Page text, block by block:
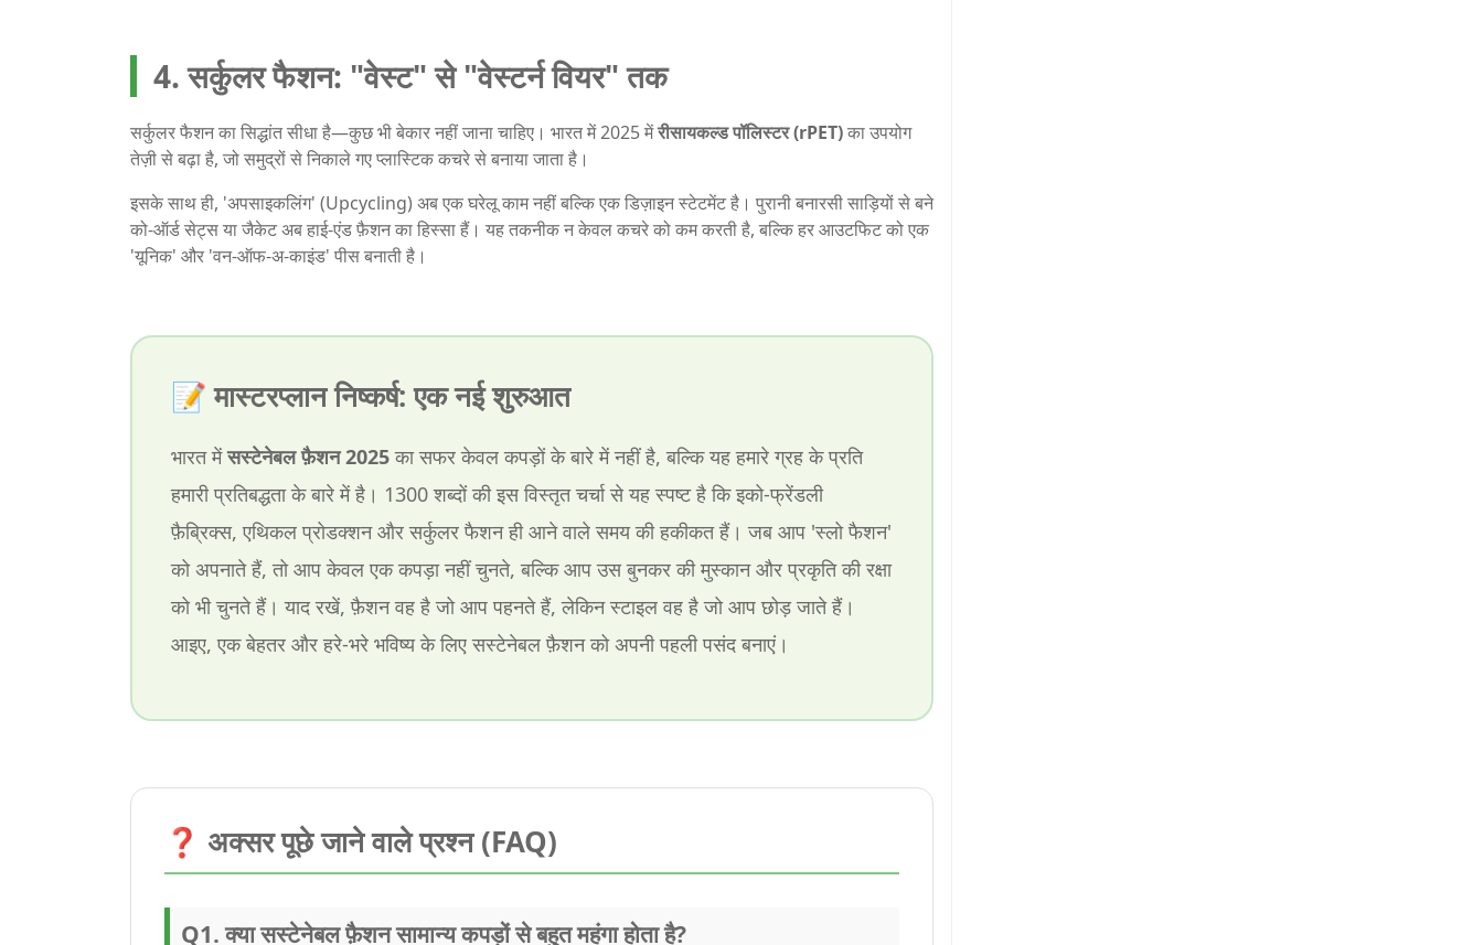
4. सर्कुलर फैशन: "वेस्ट" से "वेस्टर्न वियर" तक
सर्कुलर फैशन का सिद्धांत सीधा है—कुछ भी बेकार नहीं जाना चाहिए। भारत में 2025 मेंरीसायकल्ड पॉलिस्टर (rPET)का उपयोग
तेज़ी से बढ़ा है, जो समुद्रों से निकाले गए प्लास्टिक कचरे से बनाया जाता है।
इसके साथ ही, 'अपसाइकलिंग' (Upcycling) अब एक घरेलू काम नहीं बल्कि एक डिज़ाइन स्टेटमेंट है। पुरानी बनारसी साड़ियों से बने
को-ऑर्ड सेट्स या जैकेट अब हाई-एंड फ़ैशन का हिस्सा हैं। यह तकनीक न केवल कचरे को कम करती है, बल्कि हर आउटफिट को एक
'यूनिक' और 'वन-ऑफ-अ-काइंड' पीस बनाती है।
📝 मास्टरप्लान निष्कर्ष: एक नई शुरुआत
भारत मेंसस्टेनेबल फ़ैशन 2025का सफर केवल कपड़ों के बारे में नहीं है, बल्कि यह हमारे ग्रह के प्रति
हमारी प्रतिबद्धता के बारे में है। 1300 शब्दों की इस विस्तृत चर्चा से यह स्पष्ट है कि इको-फ्रेंडली
फ़ैब्रिक्स, एथिकल प्रोडक्शन और सर्कुलर फैशन ही आने वाले समय की हकीकत हैं। जब आप 'स्लो फैशन'
को अपनाते हैं, तो आप केवल एक कपड़ा नहीं चुनते, बल्कि आप उस बुनकर की मुस्कान और प्रकृति की रक्षा
को भी चुनते हैं। याद रखें, फ़ैशन वह है जो आप पहनते हैं, लेकिन स्टाइल वह है जो आप छोड़ जाते हैं।
आइए, एक बेहतर और हरे-भरे भविष्य के लिए सस्टेनेबल फ़ैशन को अपनी पहली पसंद बनाएं।
❓ अक्सर पूछे जाने वाले प्रश्न (FAQ)
Q1. क्या सस्टेनेबल फ़ैशन सामान्य कपड़ों से बहुत महंगा होता है?